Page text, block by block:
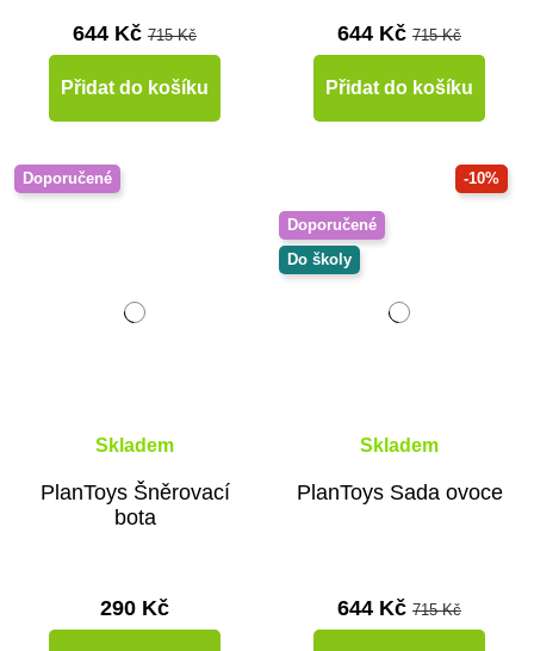
644 Kč 715 Kč
Přidat do košíku
644 Kč 715 Kč
Přidat do košíku
Doporučené
Skladem
PlanToys Šněrovací
bota
290 Kč
-10%
Doporučené
Do školy
Skladem
PlanToys Sada ovoce
644 Kč 715 Kč